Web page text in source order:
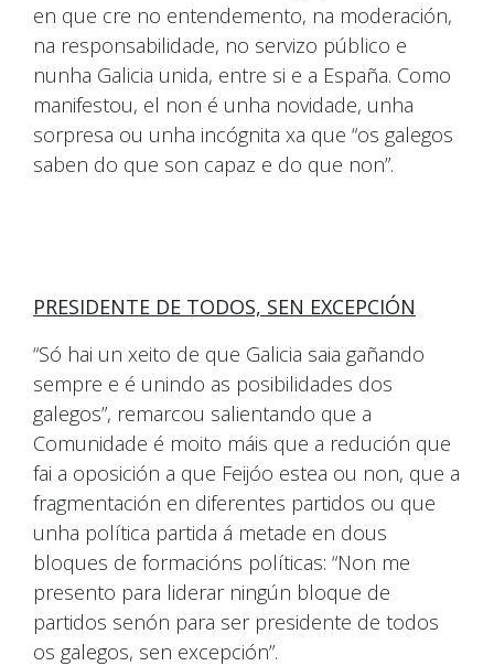
en que cre no entendemento, na moderación,
na responsabilidade, no servizo público e
nunha Galicia unida, entre si e a España. Como
manifestou, el non é unha novidade, unha
sorpresa ou unha incógnita xa que “os galegos
saben do que son capaz e do que non”.
PRESIDENTE DE TODOS, SEN EXCEPCIÓN
“Só hai un xeito de que Galicia saia gañando
sempre e é unindo as posibilidades dos
galegos”, remarcou salientando que a
Comunidade é moito máis que a redución que
fai a oposición a que Feijóo estea ou non, que a
fragmentación en diferentes partidos ou que
unha política partida á metade en dous
bloques de formacións políticas: “Non me
presento para liderar ningún bloque de
partidos senón para ser presidente de todos
os galegos, sen excepción”.